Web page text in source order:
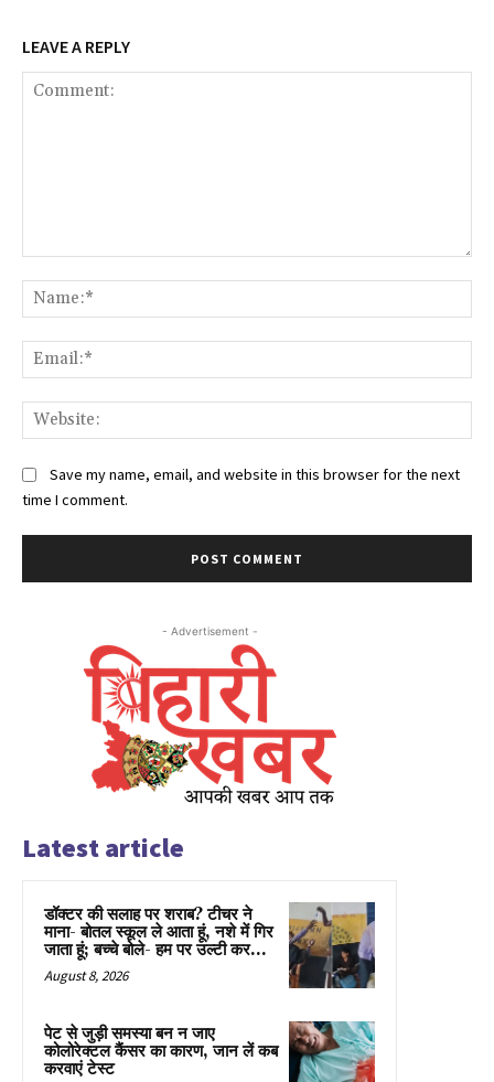
LEAVE A REPLY
Save my name, email, and website in this browser for the next
time I comment.
- Advertisement -
Latest article
डॉक्टर की सलाह पर शराब? टीचर ने
माना- बोतल स्कूल ले आता हूं, नशे में गिर
जाता हूं; बच्चे बोले- हम पर उल्टी कर...
August 8, 2026
पेट से जुड़ी समस्या बन न जाए
कोलोरेक्टल कैंसर का कारण, जान लें कब
करवाएं टेस्ट